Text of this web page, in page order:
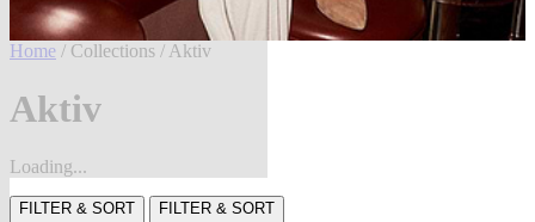
Home / Collections / Aktiv
Aktiv
Loading...
FILTER & SORT FILTER & SORT